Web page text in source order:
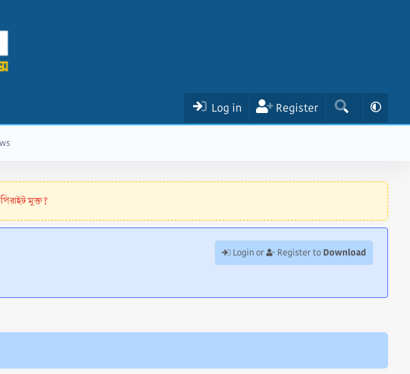
Log in Register
মুক্ত?
Login or Register to Download